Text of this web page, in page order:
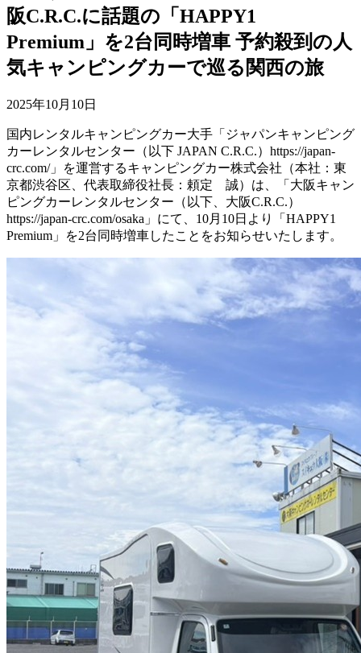
阪C.R.C.に話題の「HAPPY1
Premium」を2台同時増車 予約殺到の人
気キャンピングカーで巡る関西の旅
2025年10月10日
国内レンタルキャンピングカー大手「ジャパンキャンピング
カーレンタルセンター（以下 JAPAN C.R.C.）https://japan-
crc.com/」を運営するキャンピングカー株式会社（本社：東
京都渋谷区、代表取締役社長：頼定 誠）は、「大阪キャン
ピングカーレンタルセンター（以下、大阪C.R.C.）
https://japan-crc.com/osaka」にて、10月10日より「HAPPY1
Premium」を2台同時増車したことをお知らせいたします。